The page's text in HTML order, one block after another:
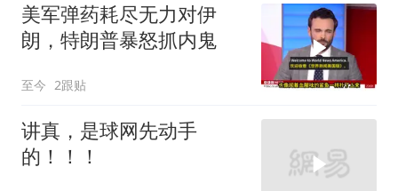
美军弹药耗尽无力对伊
朗，特朗普暴怒抓内鬼
至今 2跟贴
讲真，是球网先动手
的！！！